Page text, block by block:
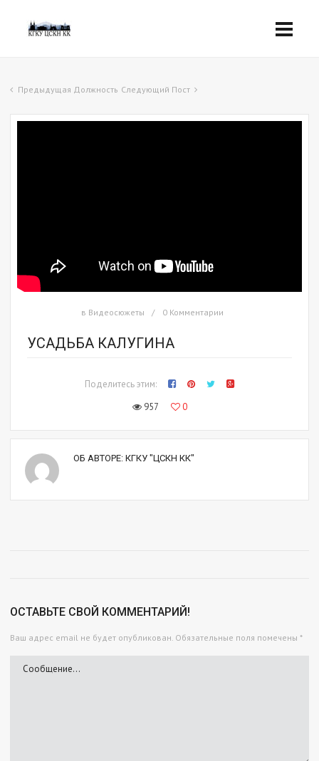
Предыдущая Должность Следующий Пост
в Видеосюжеты 0 Комментарии
УСАДЬБА КАЛУГИНА
Поделитесь этим:
957
0
ОБ АВТОРЕ: КГКУ "ЦСКН КК"
ОСТАВЬТЕ СВОЙ КОММЕНТАРИЙ!
Ваш адрес email не будет опубликован. Обязательные поля помечены *